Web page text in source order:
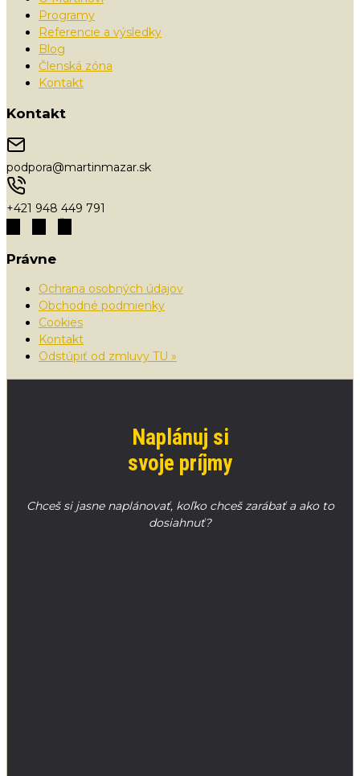
Programy
Referencie a výsledky
Blog
Členská zóna
Kontakt
Kontakt
podpora@martinmazar.sk
+421 948 449 791
Právne
Ochrana osobných údajov
Obchodné podmienky
Cookies
Kontakt
Odstúpiť od zmluvy TU »
Naplánuj si
svoje príjmy
Chceš si jasne naplánovať, koľko chceš zarábať a ako to
dosiahnuť?